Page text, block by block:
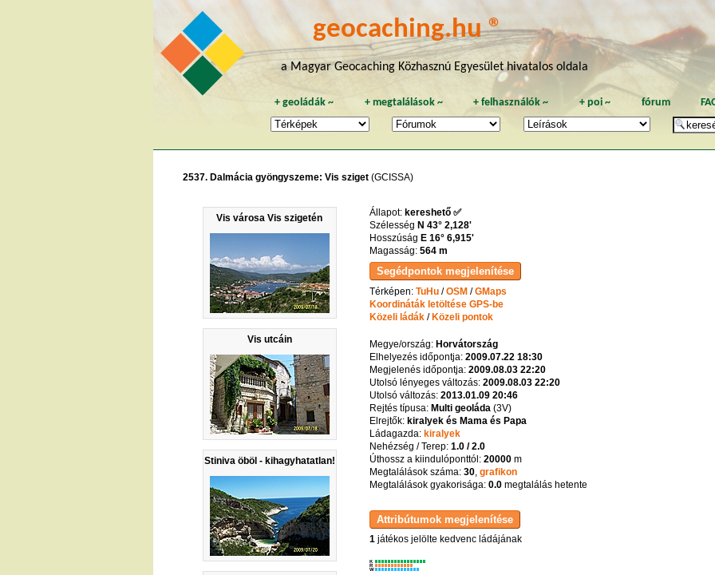
geocaching.hu ®
a Magyar Geocaching Közhasznú Egyesület hivatalos oldala
+geoládák ~ + megtalálások~ +felhasználók ~ + poi~ fórum
2537. Dalmácia gyöngyszeme: Vis sziget (GCISSA)
Vis városa Vis szigetén
Vis utcáin
Stiniva öböl - kihagyhatatlan!
Állapot: kereshető ✅
Szélesség N 43° 2,128'
Hosszúság E 16° 6,915'
Magasság: 564 m
Térképen: TuHu/OSM /GMaps
Koordináták letöltése GPS-be
Közeli ládák/ Közeli pontok
Megye/ország: Horvátország
Elhelyezés időpontja: 2009.07.22 18:30
Megjelenés időpontja: 2009.08.03 22:20
Utolsó lényeges változás: 2009.08.03 22:20
Utolsó változás: 2013.01.09 20:46
Rejtés típusa: Multi geoláda(3V)
Elrejtők: kiralyek és Mama és Papa
Ládagazda: kiralyek
Nehézség / Terep: 1.0 / 2.0
Úthossz a kiindulóponttól: 20000m
Megtalálások száma: 30, grafikon
Megtalálások gyakorisága: 0.0megtalálás hetente
1játékos jelölte kedvenc ládájának
K
R
W